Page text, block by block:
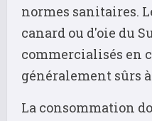
normes sanitaires.
canard ou d'oie du
commercialisés en
généralement sûrs
La consommation